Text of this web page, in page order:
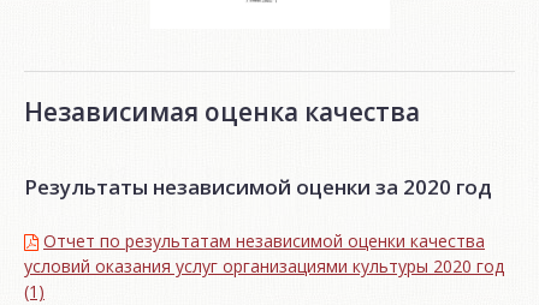
Независимая оценка качества
Результаты независимой оценки за 2020 год
Отчет по результатам независимой оценки качества
условий оказания услуг организациями культуры 2020 год
(1)